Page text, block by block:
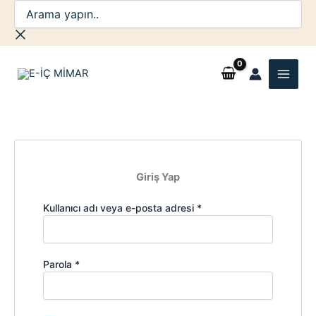
İçeriğe
atla
Arama
yapın..
Giriş Yap
Kullanıcı adı veya e-posta adresi *
Parola *